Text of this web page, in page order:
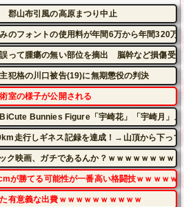
郡山布引風の高原まつり中止
のフォントの使用料が年間6万から年間320万
って腫瘍の無い部位を摘出 脳幹など損傷受
犯格の川口被告(19)に無期懲役の判決
室の様子が公開される
BiCute Bunnies Figure「宇崎花」「宇崎月」
走行しギネス記録を達成！→山頂から下っ
ク映画、ガチであるんか？ｗｗｗｗｗｗｗｗ
が勝てる可能性が一番高い格闘技ｗｗｗｗｗ
有意義な出費ｗｗｗｗｗｗｗｗｗｗ